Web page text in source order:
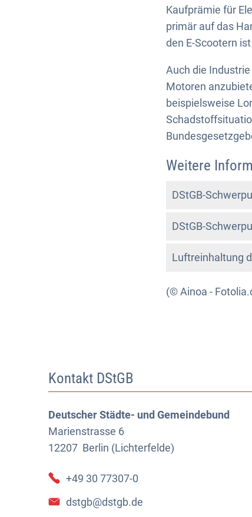
Kaufprämie für
primär auf das
den E-Scootern
Auch die
Motoren
beispielsweise
Weitere
DStGB-
DStGB-
Luftreinhaltung
(© Ainoa -
Kontakt DStGB
Deutscher Städte- und Gemeindebund
Marienstrasse 6
12207 Berlin (Lichterfelde)
+49 30 77307-0
dstgb@dstgb.de